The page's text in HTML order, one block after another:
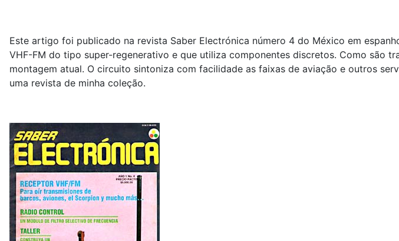
Este artigo foi publicado na revista Saber Electrónica número 4 do México em
VHF-FM do tipo super-regenerativo e que utiliza componentes discretos. Como são
montagem atual. O circuito sintoniza com facilidade as faixas de aviação e outros
uma revista de minha coleção.